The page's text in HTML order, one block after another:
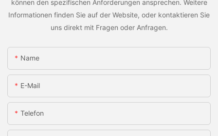
können den spezifischen Anforderungen ansprechen. Weitere
Informationen finden Sie auf der Website, oder kontaktieren Sie
uns direkt mit Fragen oder Anfragen.
Name
E-Mail
Telefon